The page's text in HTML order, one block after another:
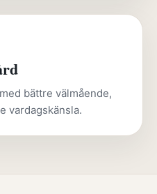
bättre välmående,
vardagskänsla.